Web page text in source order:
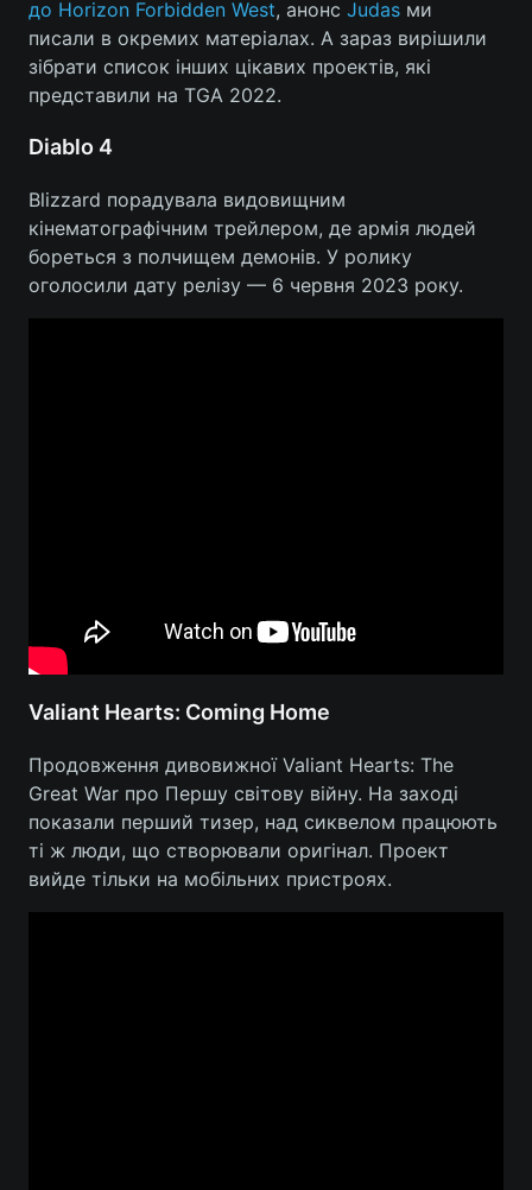
до Horizon Forbidden West, анонс Judas ми
писали в окремих матеріалах. А зараз вирішили
зібрати список інших цікавих проектів, які
представили на TGA 2022.
Diablo 4
Blizzard порадувала видовищним
кінематографічним трейлером, де армія людей
бореться з полчищем демонів. У ролику
оголосили дату релізу — 6 червня 2023 року.
Valiant Hearts: Coming Home
Продовження дивовижної Valiant Hearts: The
Great War про Першу світову війну. На заході
показали перший тизер, над сиквелом працюють
ті ж люди, що створювали оригінал. Проект
вийде тільки на мобільних пристроях.